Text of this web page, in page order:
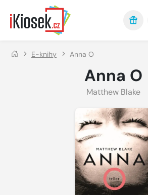
Přejít na hlavní obsah
E-knihy Anna O
Anna O
Matthew Blake